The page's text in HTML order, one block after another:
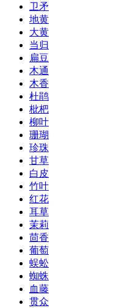
卫矛
地黄
大黄
当归
扁豆
木通
木香
杜鹃
枇杷
柳叶
珊瑚
珍珠
甘草
白皮
竹叶
红花
耳草
茉莉
茴香
葡萄
蜈蚣
蜘蛛
血藤
贯众